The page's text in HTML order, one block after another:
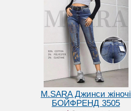
M.SARA Джинси жіночі
БОЙФРЕНД 3505